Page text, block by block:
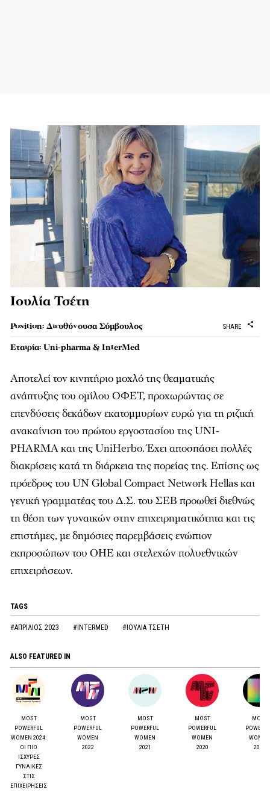
Ιουλία Τσέτη
SHARE
Position: Διευθύνουσα Σύµβουλος
Εταιρία: Uni-pharma & InterMed
Αποτελεί τον κινητήριο µοχλό της θεαµατικής
ανάπτυξης του οµίλου ΟΦΕΤ, προχωρώντας σε
επενδύσεις δεκάδων εκατοµµυρίων ευρώ για τη ριζική
ανακαίνιση του πρώτου εργοστασίου της UNI-
PHARMA και της UniHerbo. Έχει αποσπάσει πολλές
διακρίσεις κατά τη διάρκεια της πορείας της. Επίσης ως
πρόεδρος του UN Global Compact Network Hellas και
γενική γραµµατέας του Δ.Σ. του ΣΕΒ προωθεί διεθνώς
τη θέση των γυναικών στην επιχειρηµατικότητα και τις
επιστήµες, µε δηµόσιες παρεµβάσεις ενώπιον
εκπροσώπων του ΟΗΕ και στελεχών πολυεθνικών
επιχειρήσεων.
TAGS
#ΑΠΡΙΛΙΟΣ 2023 #INTERMED #ΙΟΥΛΙΑ ΤΣΕΤΗ
ALSO FEATURED IN
MOST
POWERFUL
WOMEN 2024:
ΟΙ ΠΙΟ
ΙΣΧΥΡΕΣ
ΓΥΝΑΙΚΕΣ
ΣΤΙΣ
ΕΠΙΧΕΙΡΗΣΕΙΣ
MOST
POWERFUL
WOMEN
2022
MOST
POWERFUL
WOMEN
2021
MOST
POWERFUL
WOMEN
2020
MOST
WOMEN
2017